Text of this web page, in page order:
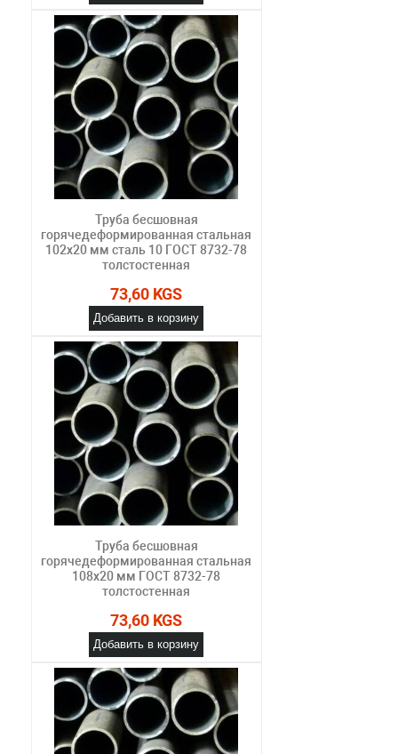
Труба бесшовная
горячедеформированная стальная
102х20 мм сталь 10 ГОСТ 8732-78
толстостенная
73,60 KGS
Добавить в корзину
Труба бесшовная
горячедеформированная стальная
108х20 мм ГОСТ 8732-78
толстостенная
73,60 KGS
Добавить в корзину